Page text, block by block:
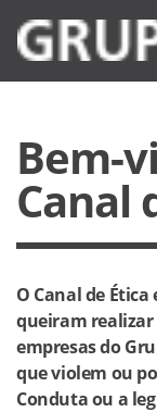
Bem-
Canal
O Canal de
queiram
empresas do
que violem ou
Conduta ou a